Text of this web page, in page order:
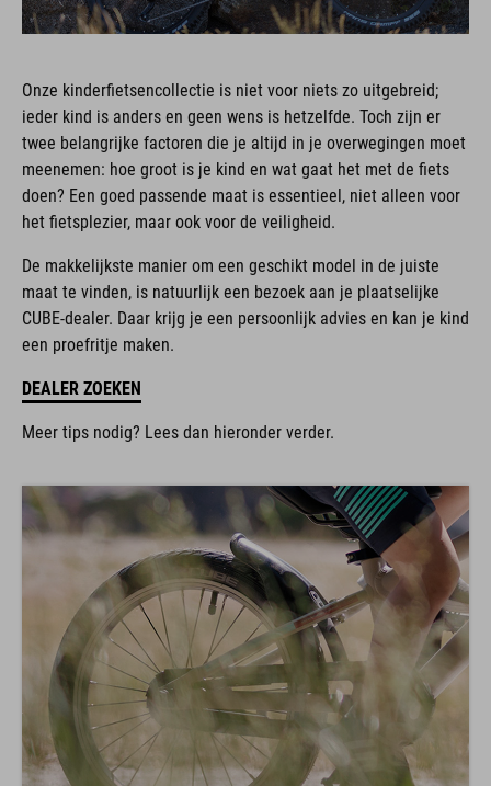
Onze kinderfietsencollectie is niet voor niets zo uitgebreid;
ieder kind is anders en geen wens is hetzelfde. Toch zijn er
twee belangrijke factoren die je altijd in je overwegingen moet
meenemen: hoe groot is je kind en wat gaat het met de fiets
doen? Een goed passende maat is essentieel, niet alleen voor
het fietsplezier, maar ook voor de veiligheid.
De makkelijkste manier om een geschikt model in de juiste
maat te vinden, is natuurlijk een bezoek aan je plaatselijke
CUBE-dealer. Daar krijg je een persoonlijk advies en kan je kind
een proefritje maken.
DEALER ZOEKEN
Meer tips nodig? Lees dan hieronder verder.